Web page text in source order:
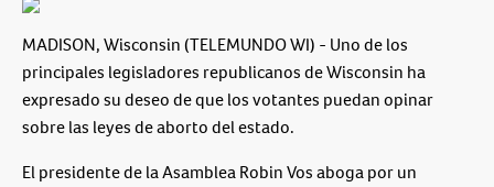
MADISON, Wisconsin (TELEMUNDO WI) - Uno de los
principales legisladores republicanos de Wisconsin ha
expresado su deseo de que los votantes puedan opinar
sobre las leyes de aborto del estado.
El presidente de la Asamblea Robin Vos aboga por un